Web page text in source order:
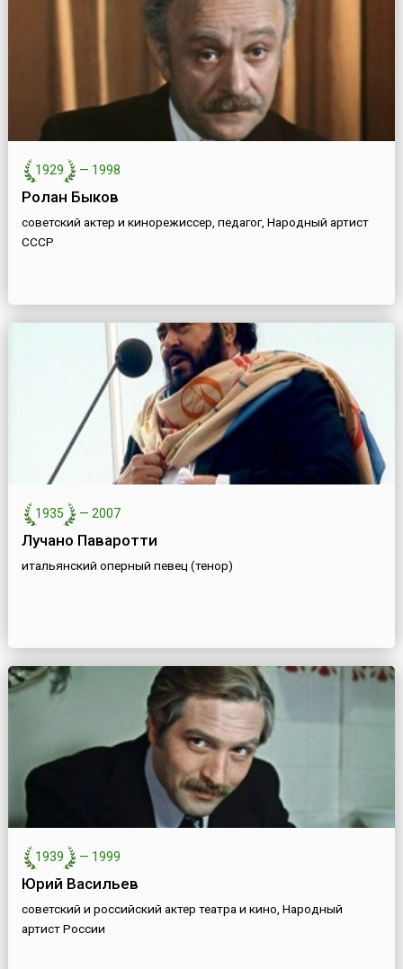
1929 — 1998
Ролан Быков
советский актер и кинорежиссер, педагог, Народный артист
СССР
1935 — 2007
Лучано Паваротти
итальянский оперный певец (тенор)
1939 — 1999
Юрий Васильев
советский и российский актер театра и кино, Народный
артист России